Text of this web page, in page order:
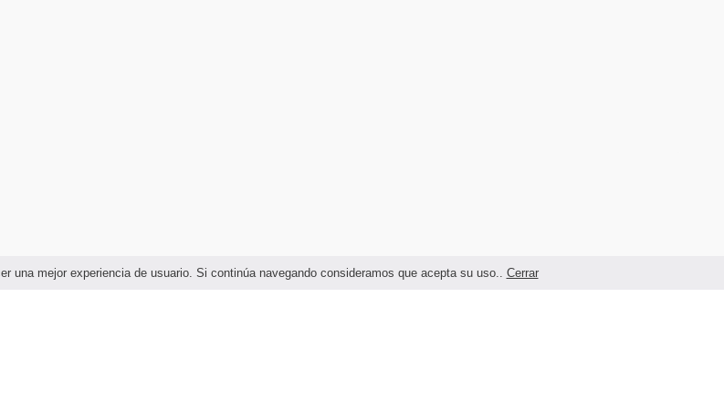
una mejor experiencia de usuario. Si continúa navegando consideramos que acepta su uso.. Cerrar